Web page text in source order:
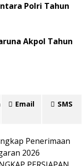
Polri Tahun
Akpol Tahun
Email SMS
Penerimaan
2026